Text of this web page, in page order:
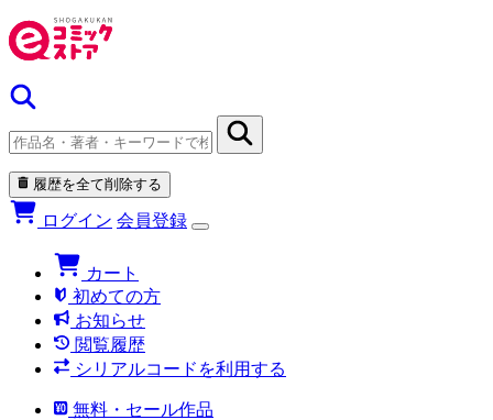
履歴を全て削除する
ログイン 会員登録
カート
初めての方
お知らせ
閲覧履歴
シリアルコードを利用する
無料・セール作品